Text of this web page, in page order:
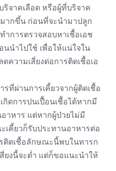
ริจาคเลือด หรือผู้ที่บริจาค
มากขึ้น ก่อนที่จะนำมาปลูก
ำการตรวจสอบหาเชื้อเอช
นำไปใช้ เพื่อให้แน่ใจใน
ความเสี่ยงต่อการติดเชื้อเอ
ที่ผ่านการเคี้ยวจากผู้ติดเชื้อ
กิดการปนเปื้อนเชื้อได้หากมี
าหาร แต่หากผู้ป่วยไม่มี
เคี้ยวก็รับประทานอาหารต่อ
ติดเชื้อลักษณะนี้พบในทารก
ยงนี้จะต่ำ แต่ก็ขอแนะนำให้